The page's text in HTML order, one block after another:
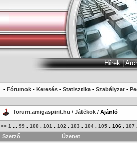
Hírek|
- Fórumok - Keresés - Statisztika - Szabályzat -
forum.amigaspirit.hu / Játékok / Ajánló
<< 1 99 100 101 102 103 104 105 106 107
Szerző
Üzenet